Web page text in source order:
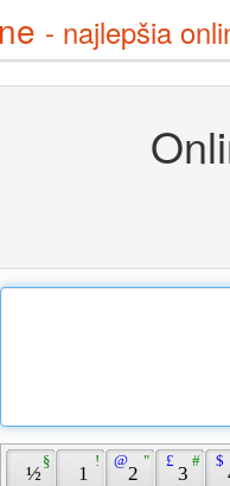
- najlepšia
½
§
1
!
2
"
@
3
#
£ $